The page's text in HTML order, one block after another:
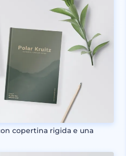
copertina rigida e una